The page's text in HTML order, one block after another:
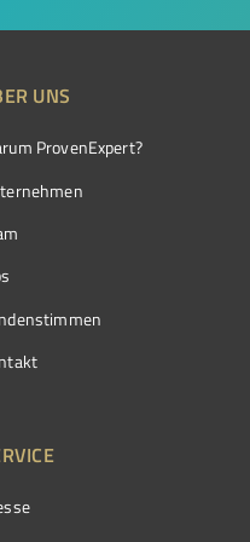
UNS
ProvenExpert?